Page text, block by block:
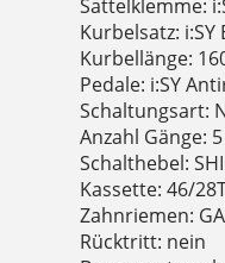
Sattelklemme:
Kurbelsatz: i:SY
Kurbellänge:
Pedale: i:SY
Schaltungsart:
Anzahl Gänge:
Schalthebel:
Kassette: 46/
Zahnriemen:
Rücktritt: nein